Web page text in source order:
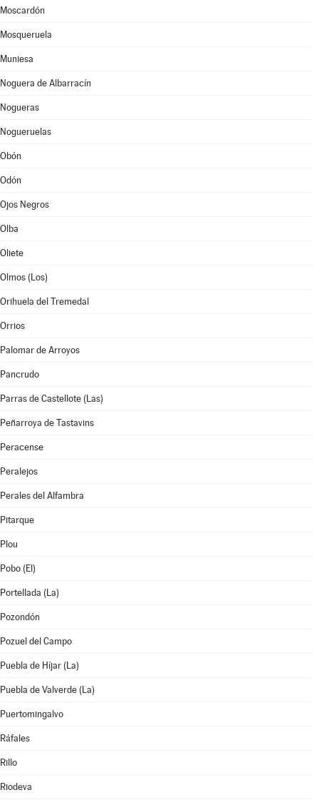
Moscardón
Mosqueruela
Muniesa
Noguera de Albarracín
Nogueras
Nogueruelas
Obón
Odón
Ojos Negros
Olba
Oliete
Olmos (Los)
Orihuela del Tremedal
Orrios
Palomar de Arroyos
Pancrudo
Parras de Castellote (Las)
Peñarroya de Tastavins
Peracense
Peralejos
Perales del Alfambra
Pitarque
Plou
Pobo (El)
Portellada (La)
Pozondón
Pozuel del Campo
Puebla de Híjar (La)
Puebla de Valverde (La)
Puertomingalvo
Ráfales
Rillo
Riodeva